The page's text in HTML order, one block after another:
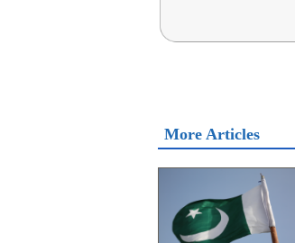
More Articles